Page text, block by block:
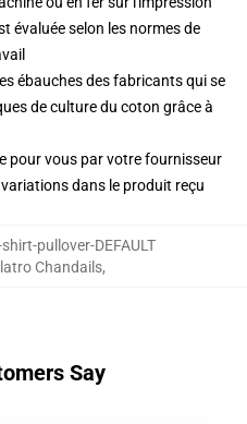
évaluée selon les normes de
ébauches des fabricants qui se
de culture du coton grâce à
pour vous par votre fournisseur
dans le produit reçu
pullover-DEFAULT
Chandails,
Say